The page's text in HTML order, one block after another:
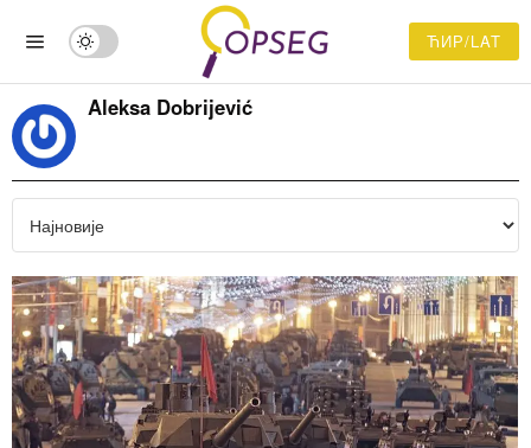
ЋИР/LAT
Aleksa Dobrijević